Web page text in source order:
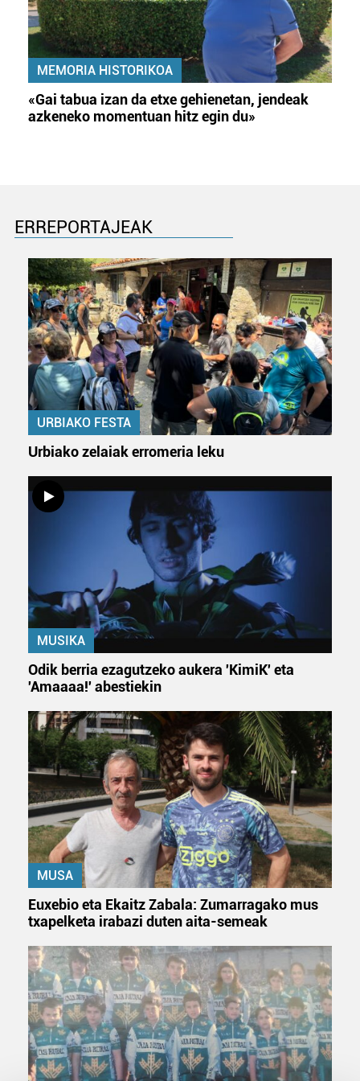
MEMORIA HISTORIKOA
«Gai tabua izan da etxe gehienetan, jendeak
azkeneko momentuan hitz egin du»
ERREPORTAJEAK
URBIAKO FESTA
Urbiako zelaiak erromeria leku
MUSIKA
Odik berria ezagutzeko aukera 'KimiK' eta
'Amaaaa!' abestiekin
MUSA
Euxebio eta Ekaitz Zabala: Zumarragako mus
txapelketa irabazi duten aita-semeak